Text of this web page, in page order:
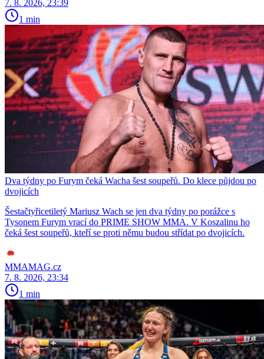
7. 8. 2026, 23:39
1 min
Dva týdny po Furym čeká Wacha šest soupeřů. Do klece půjdou po
dvojicích
Šestačtyřicetiletý Mariusz Wach se jen dva týdny po porážce s
Tysonem Furym vrací do PRIME SHOW MMA. V Koszalinu ho
čeká šest soupeřů, kteří se proti němu budou střídat po dvojicích.
MMAMAG.cz
7. 8. 2026, 23:34
1 min